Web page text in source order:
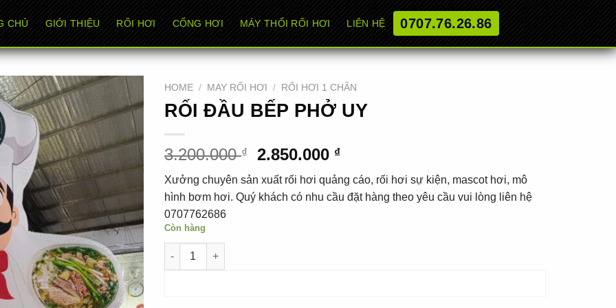
CHỦ GIỚI THIỆU RỐI HƠI CỔNG HƠI MÁY THỔI RỐI HƠI LIÊN HỆ 0707.76.26.86
HOME / MAY RỐI HƠI / RỐI HƠI 1 CHÂN
RỐI ĐẦU BẾP PHỞ UY
3.200.000₫
Original
price
was:
3.200.000 ₫.
2.850.000 ₫Current
price
is:
2.850.000 ₫.
Xưởng chuyên sản xuất rối hơi quảng cáo, rối hơi sự kiện, mascot hơi, mô
hình bơm hơi. Quý khách có nhu cầu đặt hàng theo yêu cầu vui lòng liên hệ
0707762686
Còn hàng
RỐI ĐẦU BẾP PHỞ UY quantity